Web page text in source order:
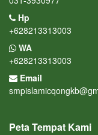
Hp
+628213313003
WA
+628213313003
Email
Peta Tempat Kami